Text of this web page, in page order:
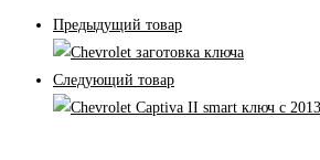
Предыдущий товар
Следующий товар